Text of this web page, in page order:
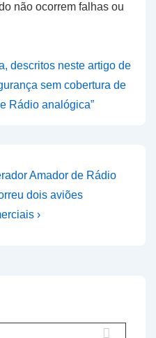
não ocorrem falhas ou
descritos neste artigo de
sem cobertura de
Rádio analógica”
Amador de Rádio
dois aviões
›